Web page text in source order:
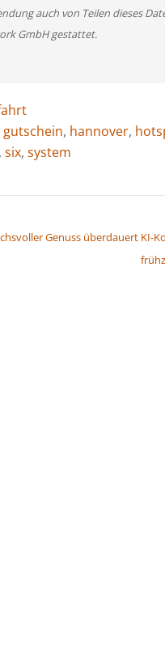
auch von Teilen dieses
GmbH gestattet.
gutschein, hannover,
, six, system
Genuss überdauert KI-